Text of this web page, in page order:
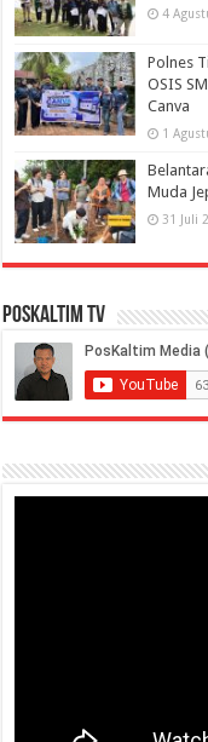
4
Polnes
OSIS
Canva
1
Muda
31 Juli
PosKaltim TV